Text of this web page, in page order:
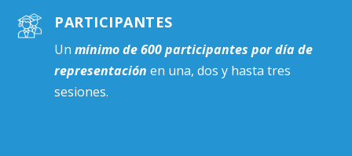
PARTICIPANTES
Unmínimo de 600 participantes pordía de
representación en una, dos y hasta tres
sesiones.